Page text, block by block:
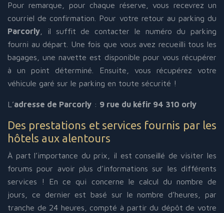
Pour remarque, pour chaque réserve, vous recevrez un
courriel de confirmation. Pour votre retour au parking du
Parcorly , il suffit de contacter le numéro du parking
fourni au départ. Une fois que vous avez recueilli tous les
bagages, une navette est disponible pour vous récupérer
à un point déterminé. Ensuite, vous récupérez votre
véhicule garé sur le parking en toute sécurité !
L’adresse de Parcorly : 9 rue du kéfir 94 310 orly
Des prestations et services fournis par les
hôtels aux alentours
À part l’importance du prix, il est conseillé de visiter les
forums pour avoir plus d’informations sur les différents
services ! En ce qui concerne le calcul du nombre de
jours, ce dernier est basé sur le nombre d’heures, par
tranche de 24 heures, compté à partir du dépôt de votre